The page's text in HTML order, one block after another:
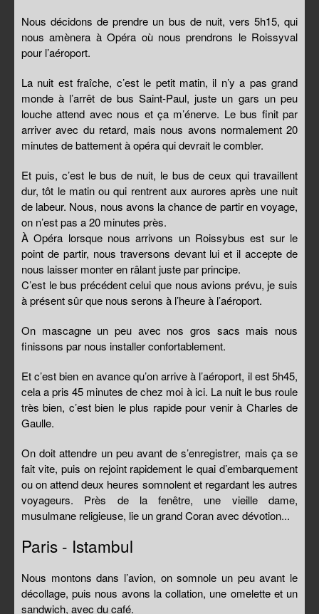
Nous décidons de prendre un bus de nuit, vers 5h15, qui
nous amènera à Opéra où nous prendrons le Roissyval
pour l’aéroport.
La nuit est fraîche, c’est le petit matin, il n’y a pas grand
monde à l’arrêt de bus Saint-Paul, juste un gars un peu
louche attend avec nous et ça m’énerve. Le bus finit par
arriver avec du retard, mais nous avons normalement 20
minutes de battement à opéra qui devrait le combler.
Et puis, c’est le bus de nuit, le bus de ceux qui travaillent
dur, tôt le matin ou qui rentrent aux aurores après une nuit
de labeur. Nous, nous avons la chance de partir en voyage,
on n’est pas a 20 minutes près.
À Opéra lorsque nous arrivons un Roissybus est sur le
point de partir, nous traversons devant lui et il accepte de
nous laisser monter en râlant juste par principe.
C’est le bus précédent celui que nous avions prévu, je suis
à présent sûr que nous serons à l’heure à l’aéroport.
On mascagne un peu avec nos gros sacs mais nous
finissons par nous installer confortablement.
Et c’est bien en avance qu’on arrive à l’aéroport, il est 5h45,
cela a pris 45 minutes de chez moi à ici. La nuit le bus roule
très bien, c’est bien le plus rapide pour venir à Charles de
Gaulle.
On doit attendre un peu avant de s’enregistrer, mais ça se
fait vite, puis on rejoint rapidement le quai d’embarquement
ou on attend deux heures somnolent et regardant les autres
voyageurs. Près de la fenêtre, une vieille dame,
musulmane religieuse, lie un grand Coran avec dévotion...
Paris - Istambul
Nous montons dans l’avion, on somnole un peu avant le
décollage, puis nous avons la collation, une omelette et un
sandwich, avec du café.